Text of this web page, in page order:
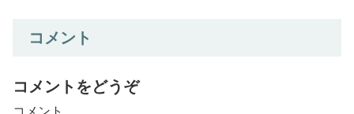
コメント
コメントをどうぞ